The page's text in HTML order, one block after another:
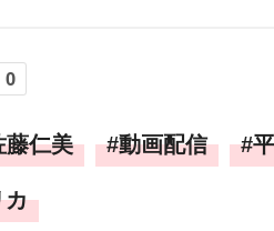
藤仁美 動画配信
カ